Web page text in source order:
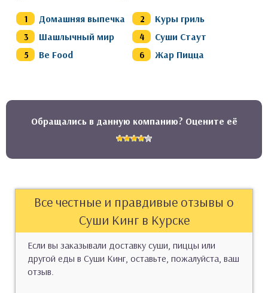
Домашняя выпечка
Куры гриль
Шашлычный мир
Суши Стаут
Be Food
Жар Пицца
Обращались в данную компанию? Оцените её
Все честные и правдивые отзывы о
Суши Кинг в Курске
Если вы заказывали доставку суши, пиццы или
другой еды в Суши Кинг, оставьте, пожалуйста, ваш
отзыв.